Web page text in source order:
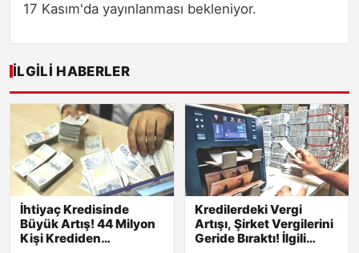
17 Kasım'da yayınlanması bekleniyor.
İLGILI HABERLER
İhtiyaç Kredisinde
Büyük Artış! 44 Milyon
Kişi Krediden
Kredilerdeki Vergi
Artışı, Şirket Vergilerini
Geride Bıraktı! İlgili